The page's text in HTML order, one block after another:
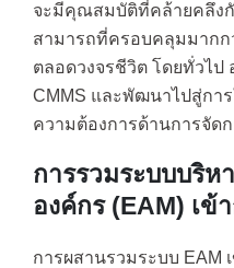
จะมีคุณสมบัติที่คล้ายคลึง
สามารถที่ครอบคลุมมาก
ตลอดวงจรชีวิต โดยทั่วไป
CMMS และพัฒนาไปสู่กา
ความต้องการด้านการจัด
การรวมระบบบริห
องค์กร (EAM) เข้
การผสานรวมระบบ EAM